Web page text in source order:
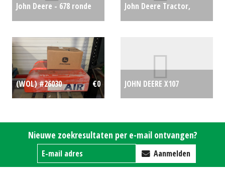
John Deere - 678 ronde
€15500
John Deere Tractor,
(WOL) #26030 €0
JOHN DEERE X107
#691830
€3289
Nieuwe zoekresultaten per e-mail ontvangen?
Aanmelden